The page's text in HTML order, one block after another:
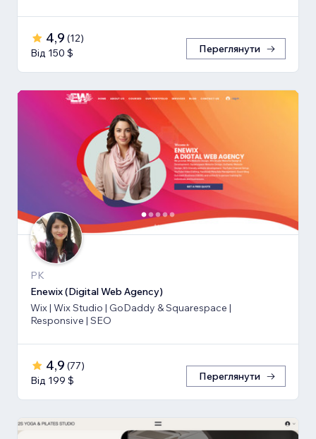
4,9 (12)
Від 150 $
Переглянути
PK
Enewix (Digital Web Agency)
Wix | Wix Studio | GoDaddy & Squarespace |
Responsive | SEO
4,9 (77)
Від 199 $
Переглянути